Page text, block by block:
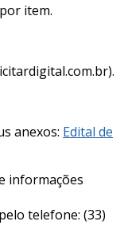
item.
anexos: Edital de
informações
telefone: (33)